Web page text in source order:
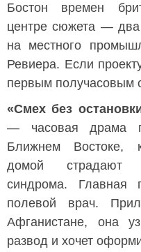
Бостон времен
центре сюжета — два
на местного
Ревиера. Если
первым получасовым
«Смех без
— часовая драма
Ближнем Востоке,
домой страдают
синдрома.
полевой врач.
Афганистане, она
развод и хочет